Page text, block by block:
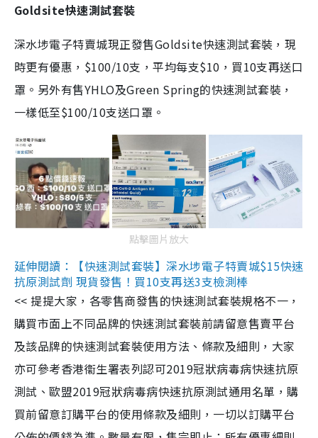
Goldsite快速測試套裝
深水埗電子特賣城現正發售Goldsite快速測試套裝，現
時更有優惠，$100/10支，平均每支$10，買10支再送口
罩。另外有售YHLO及Green Spring的快速測試套裝，
一樣低至$100/10支送口罩。
點擊圖片放大
延伸閱讀：【快速測試套裝】深水埗電子特賣城$15快速
抗原測試劑 現貨發售！買10支再送3支檢測棒
<< 提提大家，各零售商發售的快速測試套裝規格不一，
購買市面上不同品牌的快速測試套裝前請留意售賣平台
及該品牌的快速測試套裝使用方法、條款及細則，大家
亦可參考香港衞生署表列認可2019冠狀病毒病快速抗原
測試、歐盟2019冠狀病毒病快速抗原測試通用名單，購
買前留意訂購平台的使用條款及細則，一切以訂購平台